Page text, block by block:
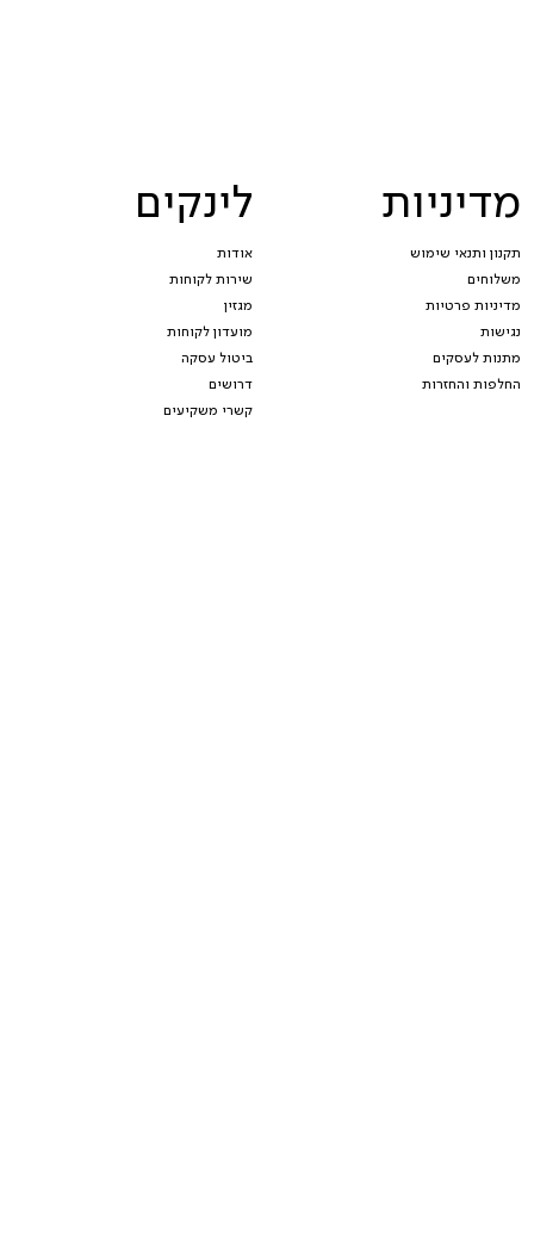
מדיניות
תקנון ותנאי שימוש
משלוחים
מדיניות פרטיות
נגישות
מתנות לעסקים
החלפות והחזרות
לינקים
אודות
שירות לקוחות
מגזין
מועדון לקוחות
ביטול עסקה
דרושים
קשרי משקיעים